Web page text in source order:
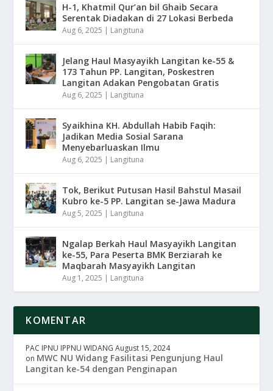
H-1, Khatmil Qur’an bil Ghaib Secara
Serentak Diadakan di 27 Lokasi Berbeda
Aug 6, 2025 | Langituna
Jelang Haul Masyayikh Langitan ke-55 &
173 Tahun PP. Langitan, Poskestren
Langitan Adakan Pengobatan Gratis
Aug 6, 2025 | Langituna
Syaikhina KH. Abdullah Habib Faqih:
Jadikan Media Sosial Sarana
Menyebarluaskan Ilmu
Aug 6, 2025 | Langituna
Tok, Berikut Putusan Hasil Bahstul Masail
Kubro ke-5 PP. Langitan se-Jawa Madura
Aug 5, 2025 | Langituna
Ngalap Berkah Haul Masyayikh Langitan
ke-55, Para Peserta BMK Berziarah ke
Maqbarah Masyayikh Langitan
Aug 1, 2025 | Langituna
KOMENTAR
PAC IPNU IPPNU WIDANG August 15, 2024
on MWC NU Widang Fasilitasi Pengunjung Haul
Langitan ke-54 dengan Penginapan